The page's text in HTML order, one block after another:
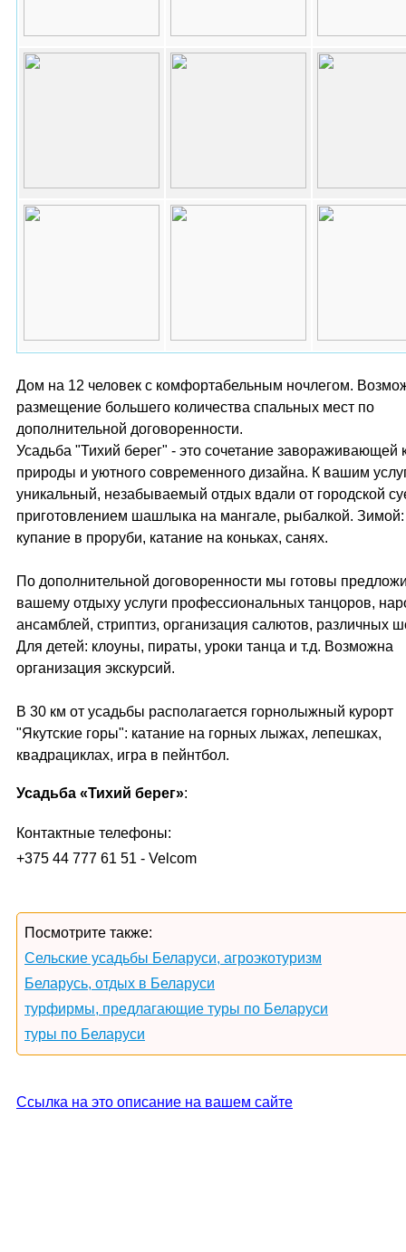
Дом на 12 человек с комфортабельным ночлегом.
размещение большего количества спальных мест по
дополнительной договоренности.
Усадьба "Тихий берег" - это сочетание завораживающей
природы и уютного современного дизайна. К вашим
уникальный, незабываемый отдых вдали от городской
приготовлением шашлыка на мангале, рыбалкой. Зимой:
купание в проруби, катание на коньках, санях.
По дополнительной договоренности мы готовы
вашему отдыху услуги профессиональных танцоров,
ансамблей, стриптиз, организация салютов, различных
Для детей: клоуны, пираты, уроки танца и т.д. Возможна
организация экскурсий.
В 30 км от усадьбы располагается горнолыжный курорт
"Якутские горы": катание на горных лыжах, лепешках,
квадрациклах, игра в пейнтбол.
Усадьба «Тихий берег»:
Контактные телефоны:
+375 44 777 61 51 - Velcom
Посмотрите также:
Сельские усадьбы Беларуси, агроэкотуризм
Беларусь, отдых в Беларуси
турфирмы, предлагающие туры по Беларуси
туры по Беларуси
Ссылка на это описание на вашем сайте